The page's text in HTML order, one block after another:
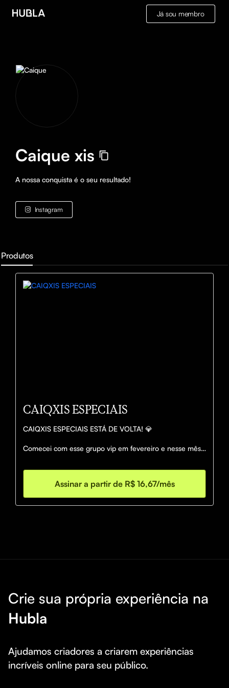
Já sou membro
Caique xis
A nossa conquista é o seu resultado!
Instagram
Produtos
CAIQXIS ESPECIAIS
CAIQXIS ESPECIAIS ESTÁ DE VOLTA! 💎
Comecei com esse grupo vip em fevereiro e nesse mês
por agora, e lá eu vou COMPARTILHAR TODAS
MINHAS BETS que eu faço juntamente com a minha
equipe, acredito que fiz vocês forrarem ao longo desses
dias e quem confiar nesse projeto vai forrar mais ainda!
🚀
Assinar a partir de R$ 16,67/mês
Crie sua própria experiência na
Hubla
Ajudamos criadores a criarem experiências
incríveis online para seu público.